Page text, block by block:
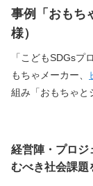
事例「おもち
様）
「こどもSDGsプ
もちゃメーカー、
組み「おもちゃと
経営陣・プロジ
むべき社会課題